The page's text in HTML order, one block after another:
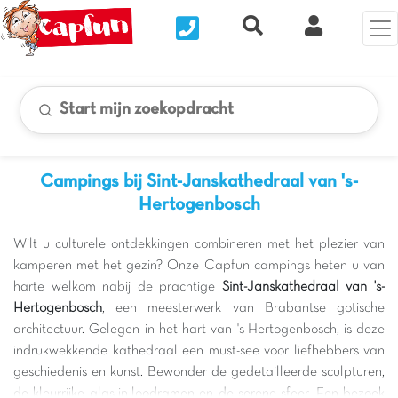
Nous contacterRecherche rapide
Mijn Clix
Start mijn zoekopdracht
Campings bij Sint-Janskathedraal van 's-
Hertogenbosch
Wilt u culturele ontdekkingen combineren met het plezier van
kamperen met het gezin? Onze Capfun campings heten u van
harte welkom nabij de prachtige Sint-Janskathedraal van 's-
Hertogenbosch, een meesterwerk van Brabantse gotische
architectuur. Gelegen in het hart van 's-Hertogenbosch, is deze
indrukwekkende kathedraal een must-see voor liefhebbers van
geschiedenis en kunst. Bewonder de gedetailleerde sculpturen,
de kleurrijke glas-in-loodramen en de serene sfeer. Een bezoek